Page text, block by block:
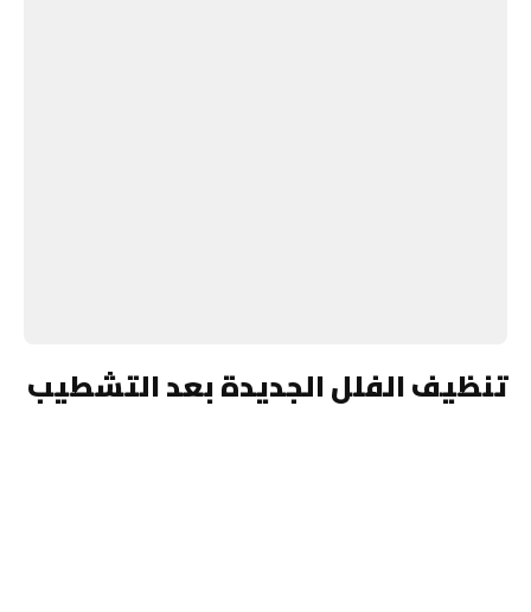
تنظيف الفلل الجديدة بعد التشطيب